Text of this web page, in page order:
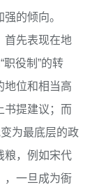
的倾向。
首先表现在地
职役制”的转
地位和相当高
书提建议；而
为最底层的政
粮，例如宋代
，一旦成为衙